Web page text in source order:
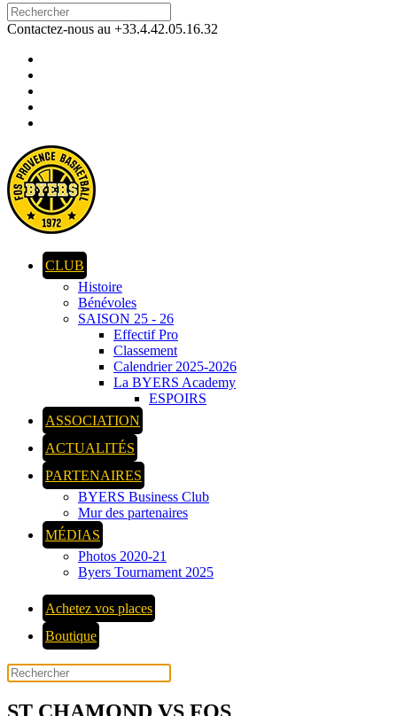
Contactez-nous au +33.4.42.05.16.32
CLUB
Histoire
Bénévoles
SAISON 25 - 26
Effectif Pro
Classement
Calendrier 2025-2026
La BYERS Academy
ESPOIRS
ASSOCIATION
ACTUALITÉS
PARTENAIRES
BYERS Business Club
Mur des partenaires
MÉDIAS
Photos 2020-21
Byers Tournament 2025
Achetez vos places
Boutique